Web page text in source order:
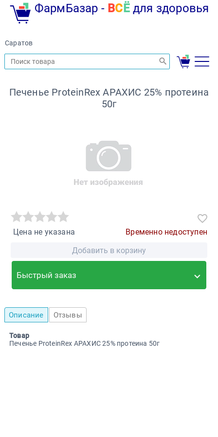
ФармБазар - ВС Ёдля здоровья
Саратов
Печенье ProteinRex АРАХИС 25% протеина
50г
Цена не указана
Временно недоступен
Добавить в корзину
Быстрый заказ
Описание Отзывы
Товар
Печенье ProteinRex АРАХИС 25% протеина 50г